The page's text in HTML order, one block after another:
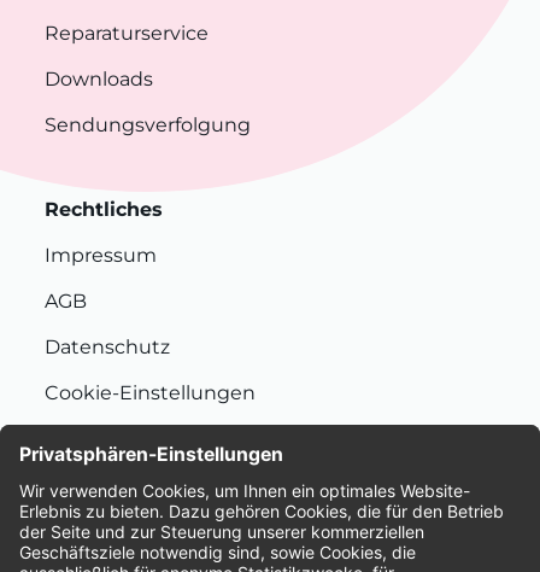
Reparaturservice
Downloads
Sendungsverfolgung
Rechtliches
Impressum
AGB
Datenschutz
Cookie-Einstellungen
Bewertungen